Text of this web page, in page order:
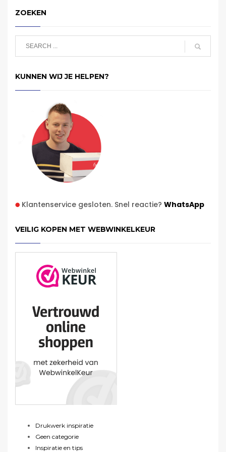
ZOEKEN
KUNNEN WIJ JE HELPEN?
Klantenservice gesloten. Snel reactie? WhatsApp
VEILIG KOPEN MET WEBWINKELKEUR
Drukwerk inspiratie
Geen categorie
Inspiratie en tips